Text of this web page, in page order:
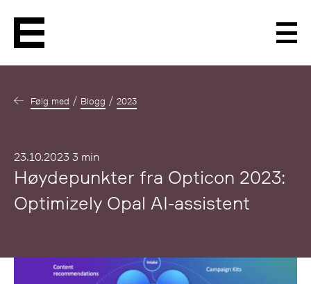
Følg med Blogg 2023
23.10.2023 3 min
Høydepunkter fra Opticon 2023:
Optimizely Opal AI-assistent